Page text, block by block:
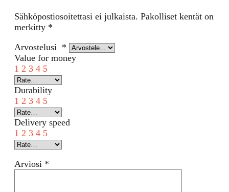
Sähköpostiosoitettasi ei julkaista. Pakolliset kentät on
merkitty *
Arvostelusi *
Value for money
1 2 3 4 5
Durability
1 2 3 4 5
Delivery speed
1 2 3 4 5
Arviosi *